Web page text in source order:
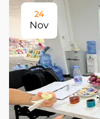
24
Nov